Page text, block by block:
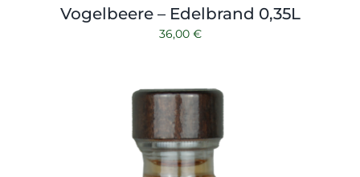
Vogelbeere – Edelbrand 0,35L
36,00 €